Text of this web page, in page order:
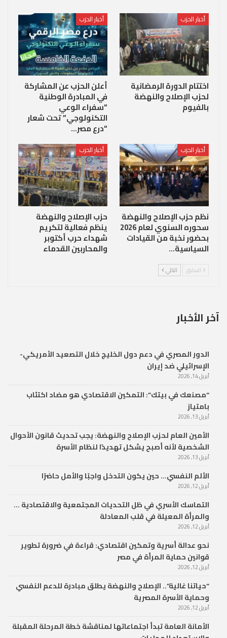
أخبار الحزب
اختتام الدورة الرمضانية
لحزب الإصلاح والنهضة
بالفيوم
أخبار الحزب
أعلن الحزب عن المشاركة
في المبادرة الوطنية
“سفراء الوعي
التكنولوجي” تحت شعار
“درع مصر…
أخبار الحزب
نظم حزب الإصلاح والنهضة
سحوره السنوي لعام 2026
بحضور نخبة من القيادات
السياسية…
أخبار الحزب
حزب الإصلاح والنهضة
ينظم فعالية لتكريم
شهداء حرب أكتوبر
والمحاربين القدماء
السابق التالي
آخر الأخبار
الدور المصري في دعم دول الخليج خلال التصعيد الأمريكي-
الإسرائيلي ضد إيران
أبريل 14, 2026
“مصنعك في بيتك”: التمكين الاقتصادي هو مضاد اكتئاب
بامتياز
أبريل 13, 2026
الأمين العام لحزب الإصلاح والنهضة: يجب تحديث قانون الأحوال
الشخصية لأنه أصبح يشكل تهديدًا لنظام الأسرة
أبريل 13, 2026
الألم النفسي… حين يكون التدخل واجبًا والأمل حاضرًا
أبريل 12, 2026
التماسك الأسري في ظل التحديات المجتمعية والاقتصادية …
والمرأة المعيلة في قلب المعادلة
أبريل 12, 2026
نحو عدالة أسرية وتمكين اقتصادي: قراءة في ضرورة تطوير
قوانين حماية المرأة في مصر
أبريل 12, 2026
“حياتنا غالية”.. الإصلاح والنهضة يطلق مبادرة للدعم النفسي
وحماية الأسرة المصرية
أبريل 12, 2026
الأمانة العامة تبدأ اجتماعاتها لمناقشة خطة المرحلة المقبلة